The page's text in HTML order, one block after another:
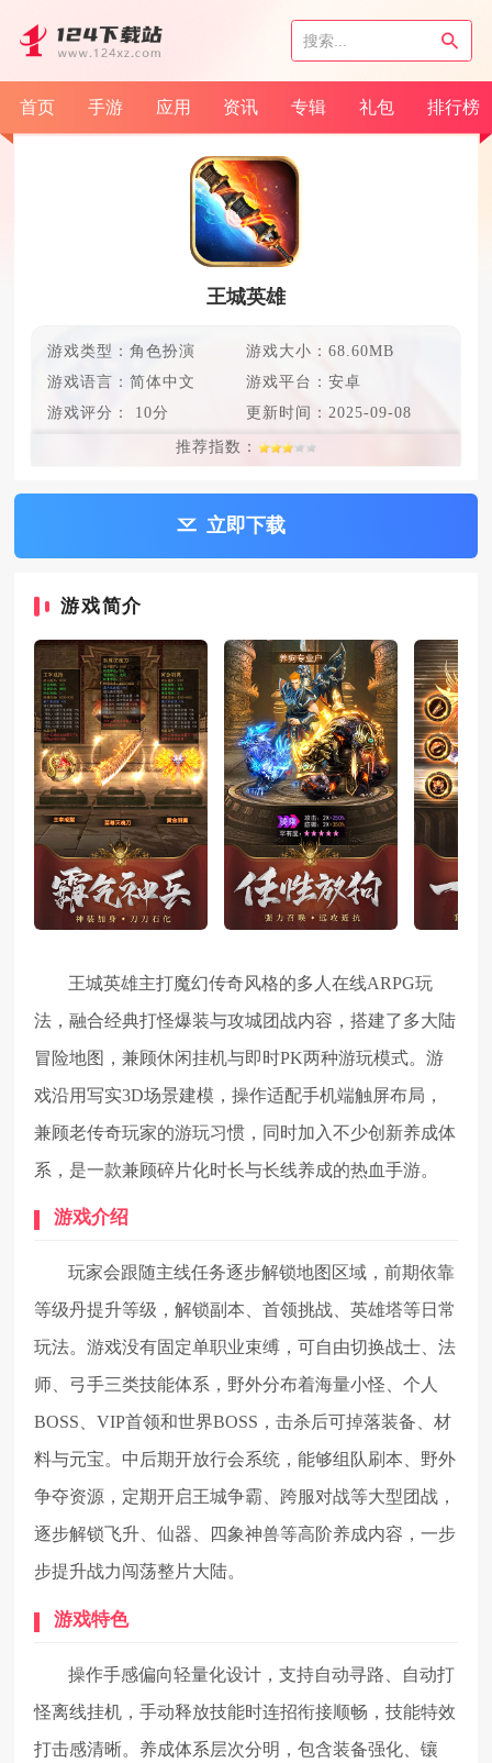
首页 手游 应用 资讯 专辑 礼包 排行榜
王城英雄
游戏类型：角色扮演
游戏大小：68.60MB
游戏语言： 简体中文
游戏平台：安卓
游戏评分： 10分 更新时间： 2025-09-08
推荐指数：
立即下载
游戏简介
王城英雄主打魔幻传奇风格的多人在线ARPG玩
法，融合经典打怪爆装与攻城团战内容，搭建了多大陆
冒险地图，兼顾休闲挂机与即时PK两种游玩模式。游
戏沿用写实3D场景建模，操作适配手机端触屏布局，
兼顾老传奇玩家的游玩习惯，同时加入不少创新养成体
系，是一款兼顾碎片化时长与长线养成的热血手游。
游戏介绍
玩家会跟随主线任务逐步解锁地图区域，前期依靠
等级丹提升等级，解锁副本、首领挑战、英雄塔等日常
玩法。游戏没有固定单职业束缚，可自由切换战士、法
师、弓手三类技能体系，野外分布着海量小怪、个人
BOSS、VIP首领和世界BOSS，击杀后可掉落装备、材
料与元宝。中后期开放行会系统，能够组队刷本、野外
争夺资源，定期开启王城争霸、跨服对战等大型团战，
逐步解锁飞升、仙器、四象神兽等高阶养成内容，一步
步提升战力闯荡整片大陆。
游戏特色
操作手感偏向轻量化设计，支持自动寻路、自动打
怪离线挂机，手动释放技能时连招衔接顺畅，技能特效
打击感清晰。养成体系层次分明，包含装备强化、镶